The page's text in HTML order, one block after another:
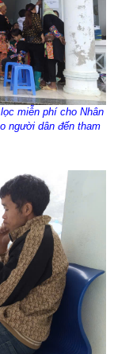
miễn phí cho Nhân
người dân đến tham